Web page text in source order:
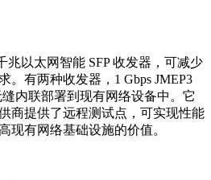
兆以太网智能 SFP 收发器，可减少
。有两种收发器，1 Gbps JMEP3
缝内联部署到现有网络设备中。它
商提供了远程测试点，可实现性能
现有网络基础设施的价值。